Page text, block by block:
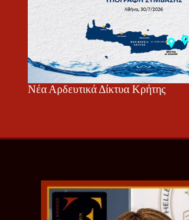
Νέα Αρδευτικά Δίκτυα Κρήτης